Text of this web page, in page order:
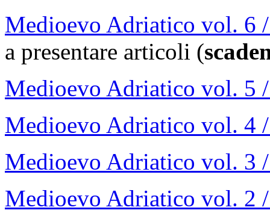
Medioevo Adriatico vol. 6
a presentare articoli (
Medioevo Adriatico vol. 5
Medioevo Adriatico vol. 4
Medioevo Adriatico vol. 3
Medioevo Adriatico vol. 2